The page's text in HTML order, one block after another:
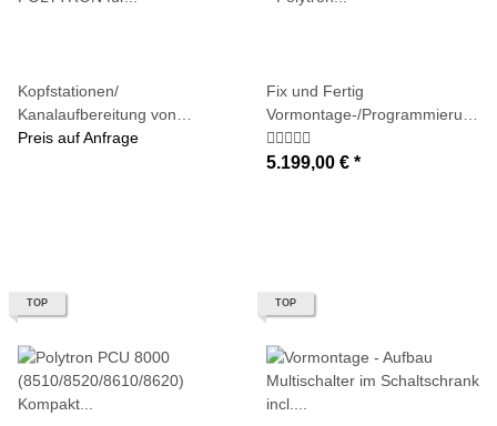
Kopfstationen/
Kanalaufbereitung von
POLYTRON für QPSK-QAM
Preis auf Anfrage
Fix und Fertig
Vormontage-/Programmierung
- Polytron PCU8610/8620) 8x
DVB-S/S2 Transponder in
5.199,00 € *
TOP TOP